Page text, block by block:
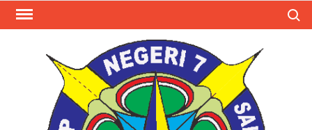
Skip